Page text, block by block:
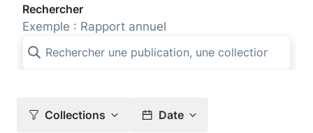
Rechercher
Exemple : Rapport annuel
Collections Date